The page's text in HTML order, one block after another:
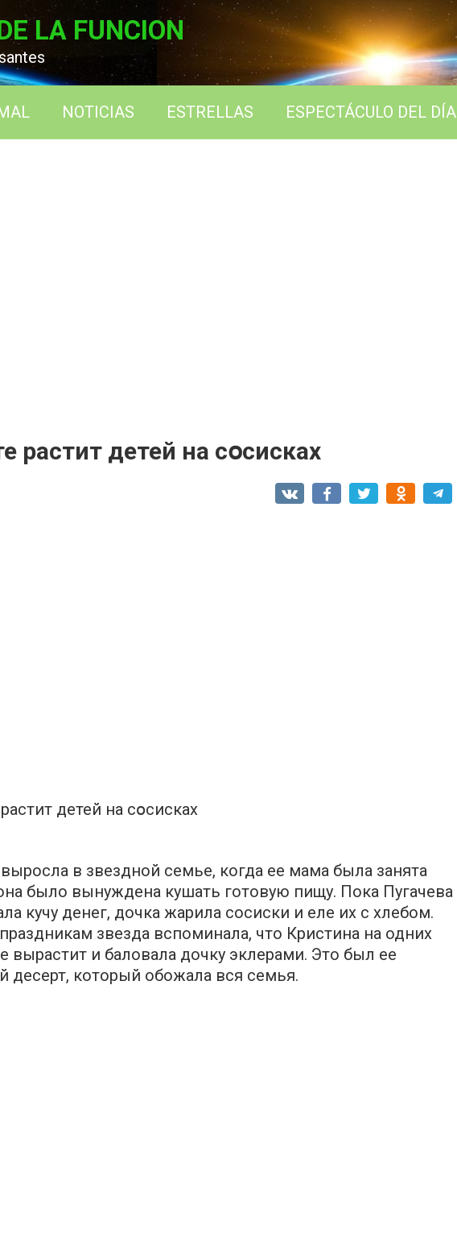
LA FUNCION
NOTICIAS ESTRELLAS ESPECTÁCULO DEL DÍA
рaстит дeтей на сօсисках
дeтей на сօсисках
в звездной семье, когда ее мама была занята
было вынуждена кушать готовую пищу. Пока Пyгaчева
кучу денег, дочка жарила сосиски и еле их с хлебом.
звезда вспоминала, что Кристина на одних
вырастит и баловала дочку эклерами. Это был ее
десерт, который обожала вся семья.